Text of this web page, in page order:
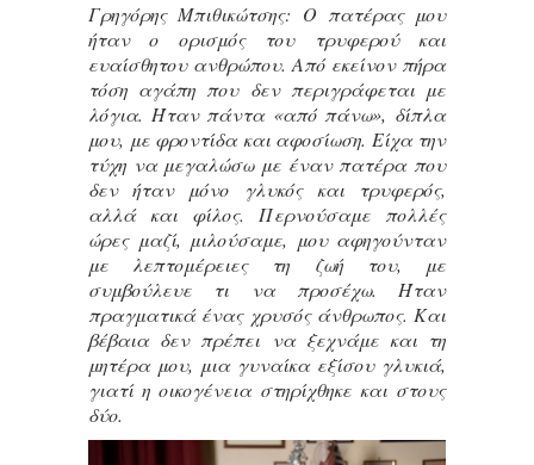
Γρηγόρης Μπιθικώτσης: Ο πατέρας μου
ήταν ο ορισμός του τρυφερού και
ευαίσθητου ανθρώπου. Από εκείνον πήρα
τόση αγάπη που δεν περιγράφεται με
λόγια. Ήταν πάντα «από πάνω», δίπλα
μου, με φροντίδα και αφοσίωση. Είχα την
τύχη να μεγαλώσω με έναν πατέρα που
δεν ήταν μόνο γλυκός και τρυφερός,
αλλά και φίλος. Περνούσαμε πολλές
ώρες μαζί, μιλούσαμε, μου αφηγούνταν
με λεπτομέρειες τη ζωή του, με
συμβούλευε τι να προσέχω. Ήταν
πραγματικά ένας χρυσός άνθρωπος. Και
βέβαια δεν πρέπει να ξεχνάμε και τη
μητέρα μου, μια γυναίκα εξίσου γλυκιά,
γιατί η οικογένεια στηρίχθηκε και στους
δύο.